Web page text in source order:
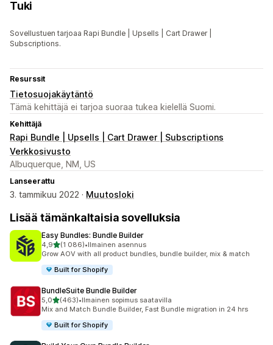
Tuki
Sovellustuen tarjoaa Rapi Bundle | Upsells | Cart Drawer |
Subscriptions.
Resurssit
Tietosuojakäytäntö
Tämä kehittäjä ei tarjoa suoraa tukea kielellä Suomi.
Kehittäjä
Rapi Bundle | Upsells | Cart Drawer | Subscriptions
Verkkosivusto
Albuquerque, NM, US
Lanseerattu
3. tammikuu 2022 · Muutosloki
Lisää tämänkaltaisia sovelluksia
Easy Bundles: Bundle Builder
4,9/ 5 tähteä
(1 086)
1086 arvostelua yhteensä
•Ilmainen asennus
Grow AOV with all product bundles, bundle builder, mix & match
Built for Shopify
BundleSuite Bundle Builder
5,0/ 5 tähteä
(463)
463 arvostelua yhteensä
•Ilmainen sopimus saatavilla
Mix and Match Bundle Builder, Fast Bundle migration in 24 hrs
Built for Shopify